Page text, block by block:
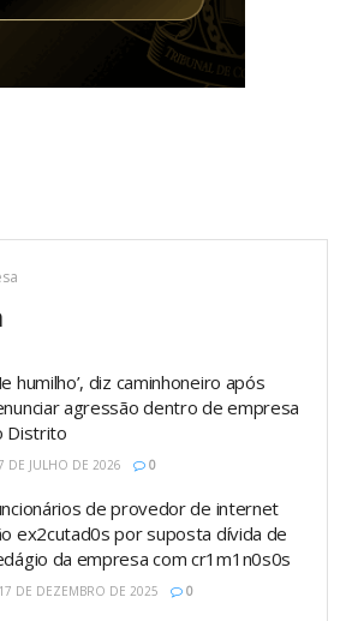
humilho’, diz caminhoneiro após
agressão dentro de empresa
Distrito
DE JULHO DE 2026 0
de provedor de internet
ex2cutad0s por suposta dívida de
da empresa com cr1m1n0s0s
17 DE DEZEMBRO DE 2025 0